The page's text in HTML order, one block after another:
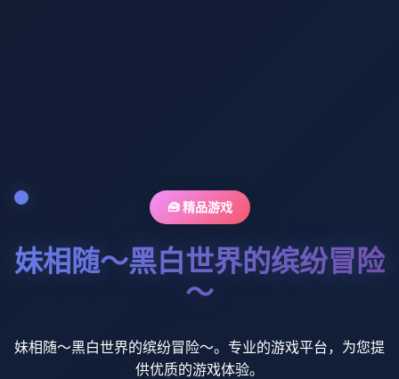
🧰 精品游戏
妹相随～黑白世界的缤纷冒险
～
妹相随～黑白世界的缤纷冒险～。专业的游戏平台，为您提
供优质的游戏体验。